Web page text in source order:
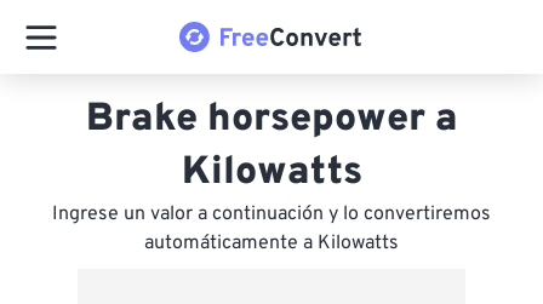
Brake horsepower a
Kilowatts
Ingrese un valor a continuación y lo convertiremos
automáticamente a Kilowatts